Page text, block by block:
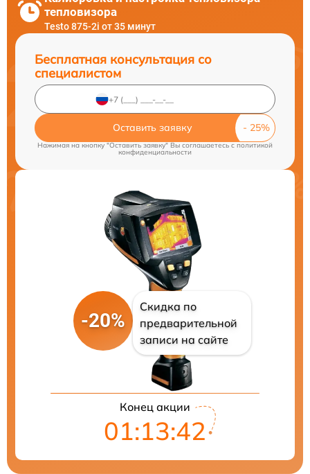
тепловизора
Testo 875-2i от 35 минут
Бесплатная консультация со
специалистом
Оставить заявку
Нажимая на кнопку "Оставить заявку" Вы соглашаетесь cполитикой
конфиденциальности
-20%
Скидка по
предварительной
записи на сайте
Конец акции
01:13:41